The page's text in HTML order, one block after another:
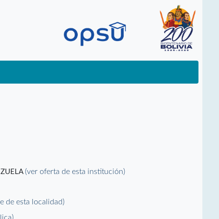
(ver oferta de esta institución)
de esta localidad)